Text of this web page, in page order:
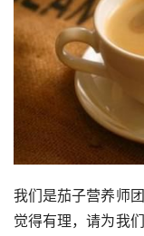
我们是茄子营养师
觉得有理，请为我